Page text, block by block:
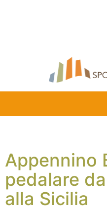
Appennino
pedalare
alla Sicilia